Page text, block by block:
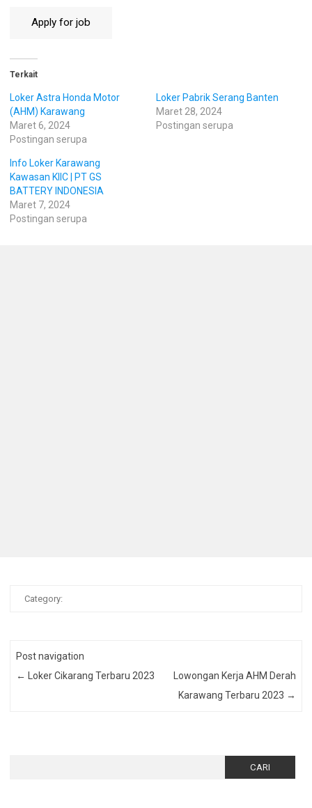
Terkait
Loker Astra Honda Motor
(AHM) Karawang
Maret 6, 2024
Postingan serupa
Loker Pabrik Serang Banten
Maret 28, 2024
Postingan serupa
Info Loker Karawang
Kawasan KIIC | PT GS
BATTERY INDONESIA
Maret 7, 2024
Postingan serupa
Category:
Post navigation
←
Loker Cikarang Terbaru 2023
Lowongan Kerja AHM Derah
Karawang Terbaru 2023 →